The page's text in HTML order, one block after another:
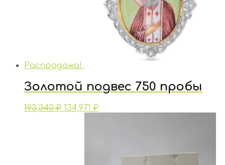
Распродажа!
Золотой подвес 750 пробы
193,340₽ 134,971 ₽